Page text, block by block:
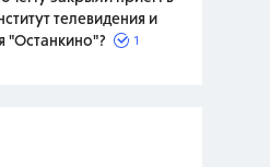
телевидения и
"Останкино"?
1